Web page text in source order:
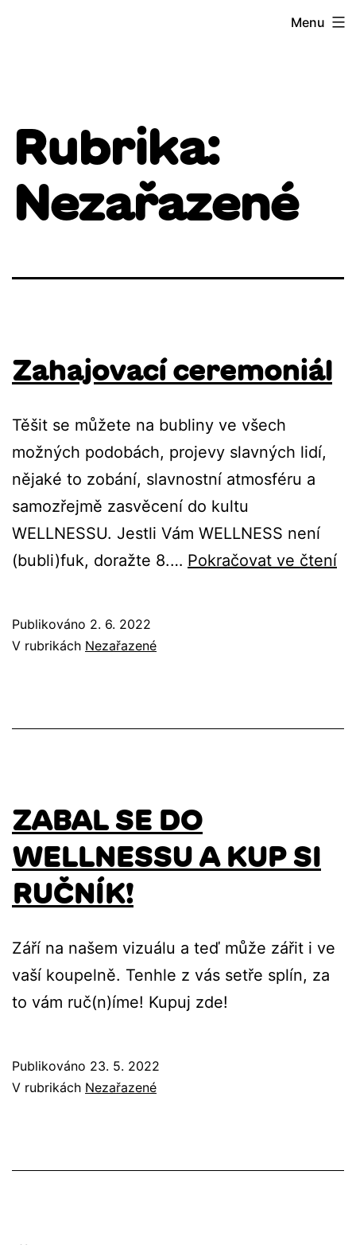
Menu
Rubrika:
Nezařazené
Zahajovací ceremoniál
Těšit se můžete na bubliny ve všech
možných podobách, projevy slavných lidí,
nějaké to zobání, slavnostní atmosféru a
samozřejmě zasvěcení do kultu
WELLNESSU. Jestli Vám WELLNESS není
(bubli)fuk, doražte 8.… Pokračovat ve čtení
Publikováno 2. 6. 2022
V rubrikách Nezařazené
ZABAL SE DO
WELLNESSU A KUP SI
RUČNÍK!
Září na našem vizuálu a teď může zářit i ve
vaší koupelně. Tenhle z vás setře splín, za
to vám ruč(n)íme! Kupuj zde!
Publikováno 23. 5. 2022
V rubrikách Nezařazené